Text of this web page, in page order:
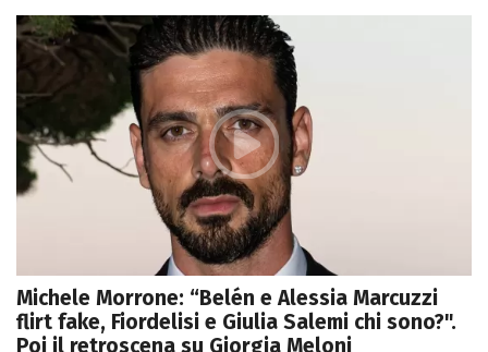
Michele Morrone: “Belén e Alessia Marcuzzi
flirt fake, Fiordelisi e Giulia Salemi chi sono?".
Poi il retroscena su Giorgia Meloni